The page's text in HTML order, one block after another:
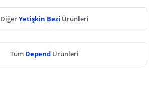
DiğerYetişkin Bezi Ürünleri
Tüm Depend Ürünleri